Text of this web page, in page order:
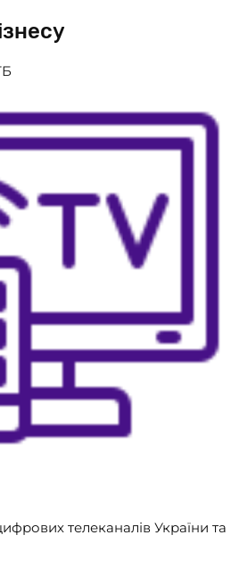
телеканалів України та